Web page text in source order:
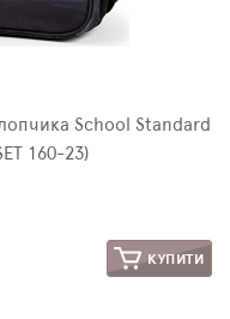
School Standard
160-23)
КУПИТИ